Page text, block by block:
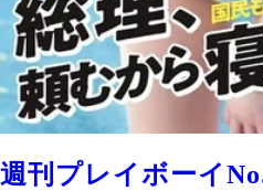
週刊プレイボーイ